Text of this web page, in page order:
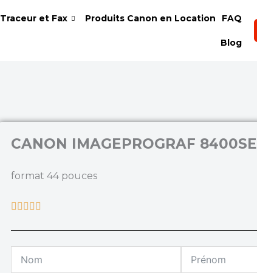
Traceur et Fax Produits Canon en Location FAQ
Blog
CANON IMAGEPROGRAF 8400SE
format 44 pouces
    
of